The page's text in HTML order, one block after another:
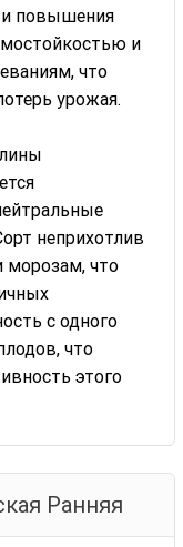
и повышения
и
что
урожая.
неприхотлив
морозам, что
с одного
что
этого
Ранняя